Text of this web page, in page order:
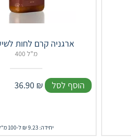
ארגניה קרם לחות
400 מ"ל
36.90 ₪ הוסף לסל
יחידה: 9.23 ₪ ל-100 מ"ל